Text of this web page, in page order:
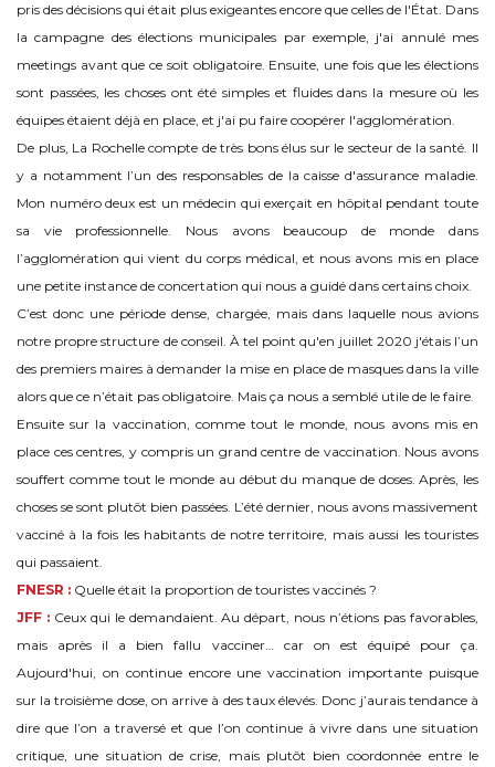
pris des décisions qui était plus exigeantes encore que celles de l'État. Dans
la campagne des élections municipales par exemple, j'ai annulé mes
meetings avant que ce soit obligatoire. Ensuite, une fois que les élections
sont passées, les choses ont été simples et fluides dans la mesure où les
équipes étaient déjà en place, et j'ai pu faire coopérer l'agglomération.
De plus, La Rochelle compte de très bons élus sur le secteur de la santé. Il
y a notamment l’un des responsables de la caisse d'assurance maladie.
Mon numéro deux est un médecin qui exerçait en hôpital pendant toute
sa vie professionnelle. Nous avons beaucoup de monde dans
l’agglomération qui vient du corps médical, et nous avons mis en place
une petite instance de concertation qui nous a guidé dans certains choix.
C’est donc une période dense, chargée, mais dans laquelle nous avions
notre propre structure de conseil. À tel point qu'en juillet 2020 j'étais l’un
des premiers maires à demander la mise en place de masques dans la ville
alors que ce n’était pas obligatoire. Mais ça nous a semblé utile de le faire.
Ensuite sur la vaccination, comme tout le monde, nous avons mis en
place ces centres, y compris un grand centre de vaccination. Nous avons
souffert comme tout le monde au début du manque de doses. Après, les
choses se sont plutôt bien passées. L’été dernier, nous avons massivement
vacciné à la fois les habitants de notre territoire, mais aussi les touristes
qui passaient.
FNESR : Quelle était la proportion de touristes vaccinés ?
JFF : Ceux qui le demandaient. Au départ, nous n’étions pas favorables,
mais après il a bien fallu vacciner… car on est équipé pour ça.
Aujourd'hui, on continue encore une vaccination importante puisque
sur la troisième dose, on arrive à des taux élevés. Donc j’aurais tendance à
dire que l’on a traversé et que l’on continue à vivre dans une situation
critique, une situation de crise, mais plutôt bien coordonnée entre le